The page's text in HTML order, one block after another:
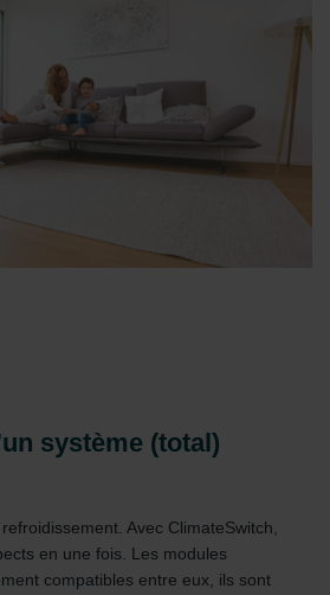
système (total)
Avec ClimateSwitch,
en une fois. Les modules
compatibles entre eux, ils sont